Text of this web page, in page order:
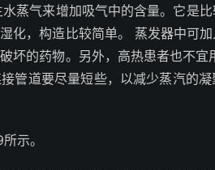
蒸气来增加吸气中的含量。它是
化，构造比较简单。 蒸发器中可加
坏的药物。另外，高热患者也不
管道要尽量短些，以减少蒸汽的
示。